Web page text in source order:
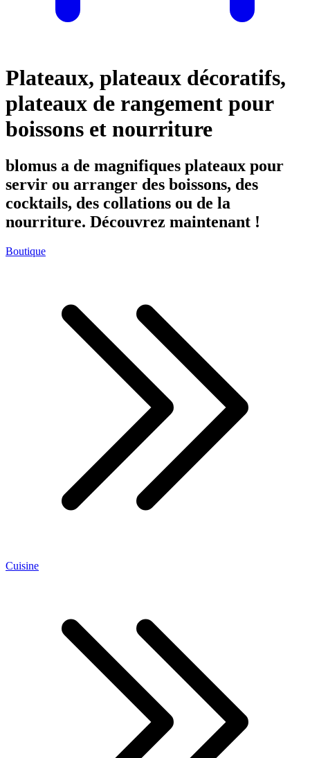
Plateaux, plateaux décoratifs,
plateaux de rangement pour
boissons et nourriture
blomus a de magnifiques plateaux pour
servir ou arranger des boissons, des
cocktails, des collations ou de la
nourriture. Découvrez maintenant !
Boutique
Cuisine